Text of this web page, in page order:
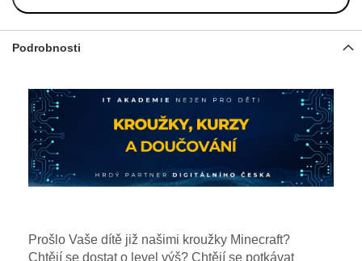
Podrobnosti
Prošlo Vaše dítě již našimi kroužky Minecraft?
Chtějí se dostat o level výš? Chtějí se potkávat